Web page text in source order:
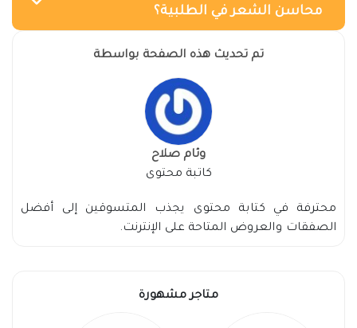
محاسن الشعر في الطلبية؟
تم تحديث هذه الصفحة بواسطة
وئام صلاح
كاتبة محتوى
محترفة في كتابة محتوى يجذب المتسوقين إلى أفضل
الصفقات والعروض المتاحة على الإنترنت.
متاجر مشهورة